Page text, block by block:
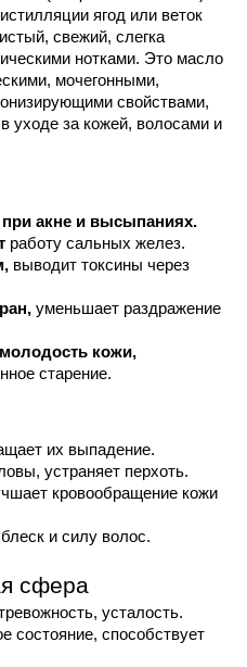
ягод или веток
свежий, слегка
нотками. Это масло
мочегонными,
свойствами,
уходе за кожей, волосами и
при акне и высыпаниях.
работу сальных желез.
выводит токсины через
уменьшает раздражение
кожи,
старение.
их выпадение.
устраняет перхоть.
кровообращение кожи
и силу волос.
сфера
усталость.
состояние, способствует